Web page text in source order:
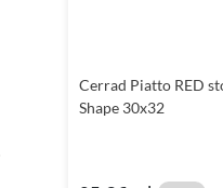
Cerrad Piatto RED
Shape 30x32